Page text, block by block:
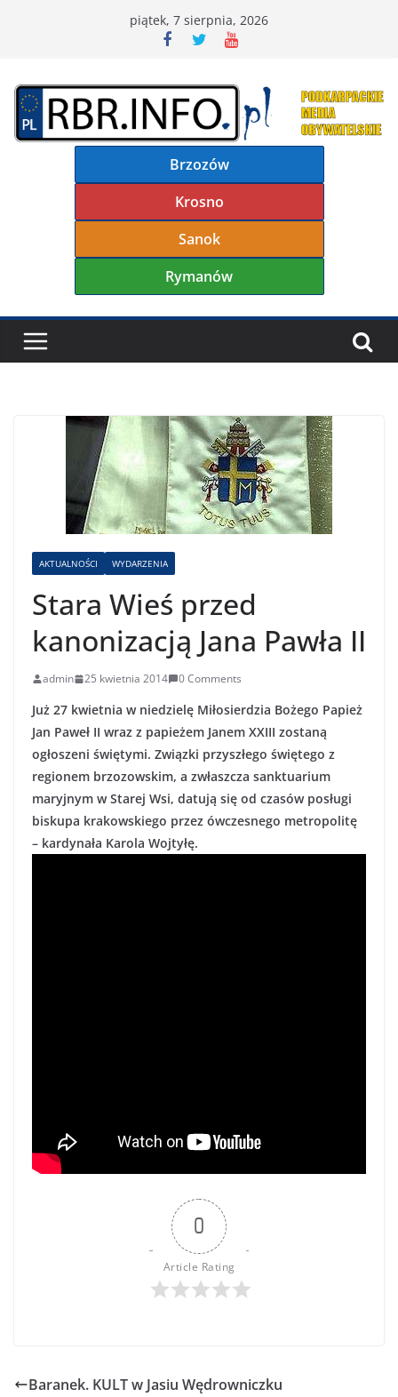
piątek, 7 sierpnia, 2026
Brzozów
Krosno
Sanok
Rymanów
AKTUALNOŚCI WYDARZENIA
Stara Wieś przed
kanonizacją Jana Pawła II
admin 25 kwietnia 2014 0 Comments
Już 27 kwietnia w niedzielę Miłosierdzia Bożego Papież
Jan Paweł II wraz z papieżem Janem XXIII zostaną
ogłoszeni świętymi. Związki przyszłego świętego z
regionem brzozowskim, a zwłaszcza sanktuarium
maryjnym w Starej Wsi, datują się od czasów posługi
biskupa krakowskiego przez ówczesnego metropolitę
– kardynała Karola Wojtyłę.
0
Article Rating
Baranek. KULT w Jasiu Wędrowniczku